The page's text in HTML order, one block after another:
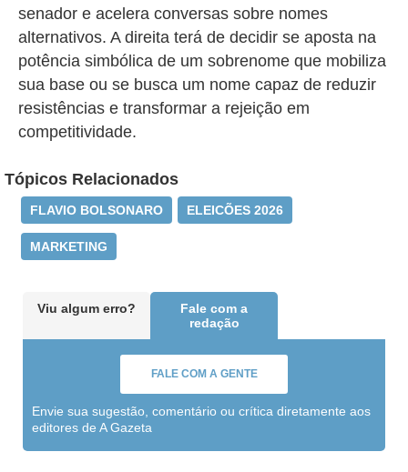
senador e acelera conversas sobre nomes
alternativos. A direita terá de decidir se aposta na
potência simbólica de um sobrenome que mobiliza
sua base ou se busca um nome capaz de reduzir
resistências e transformar a rejeição em
competitividade.
Tópicos Relacionados
FLAVIO BOLSONARO ELEICÕES 2026
MARKETING
Viu algum erro?
Fale com a
redação
FALE COM A GENTE
Envie sua sugestão, comentário ou crítica diretamente aos
editores de A Gazeta